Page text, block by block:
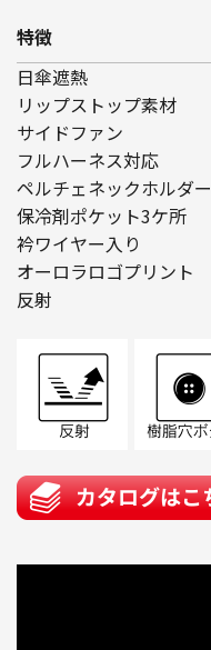
特徴
日傘遮熱
リップストップ素材
サイドファン
フルハーネス対応
ペルチェネックホルダー
保冷剤ポケット3ケ所
衿ワイヤー入り
オーロラロゴプリント
反射